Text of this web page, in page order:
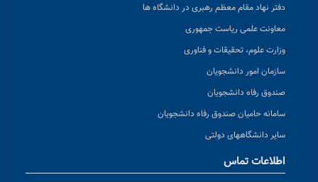
دفتر نهاد مقام معظم رهبری در دانشگاه ها
معاونت علمی ریاست جمهوری
وزارت علوم، تحقیقات و فناوری
سازمان امور دانشجویان
صندوق رفاه دانشجویان
سامانه حامیان صندوق رفاه دانشجویان
سایر دانشگاههای دولتی
اطلاعات تماس